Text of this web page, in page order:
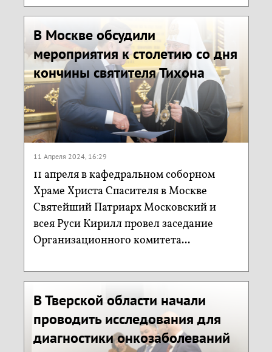
В Москве обсудили
мероприятия к столетию со дня
кончины святителя Тихона
11 Апреля 2024, 16:29
11 апреля в кафедральном соборном
Храме Христа Спасителя в Москве
Святейший Патриарх Московский и
всея Руси Кирилл провел заседание
Организационного комитета...
В Тверской области начали
проводить исследования для
диагностики онкозаболеваний